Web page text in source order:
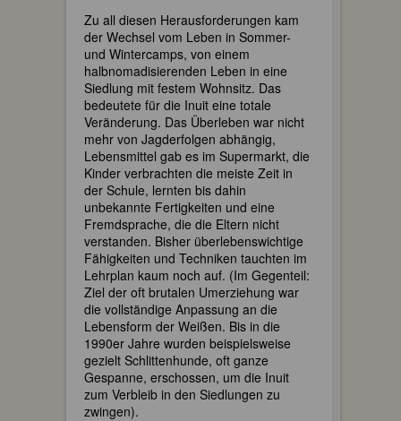
Zu all diesen Herausforderungen kam
der Wechsel vom Leben in Sommer-
und Wintercamps, von einem
halbnomadisierenden Leben in eine
Siedlung mit festem Wohnsitz. Das
bedeutete für die Inuit eine totale
Veränderung. Das Überleben war nicht
mehr von Jagderfolgen abhängig,
Lebensmittel gab es im Supermarkt, die
Kinder verbrachten die meiste Zeit in
der Schule, lernten bis dahin
unbekannte Fertigkeiten und eine
Fremdsprache, die die Eltern nicht
verstanden. Bisher überlebenswichtige
Fähigkeiten und Techniken tauchten im
Lehrplan kaum noch auf. (Im Gegenteil:
Ziel der oft brutalen Umerziehung war
die vollständige Anpassung an die
Lebensform der Weißen. Bis in die
1990er Jahre wurden beispielsweise
gezielt Schlittenhunde, oft ganze
Gespanne, erschossen, um die Inuit
zum Verbleib in den Siedlungen zu
zwingen).